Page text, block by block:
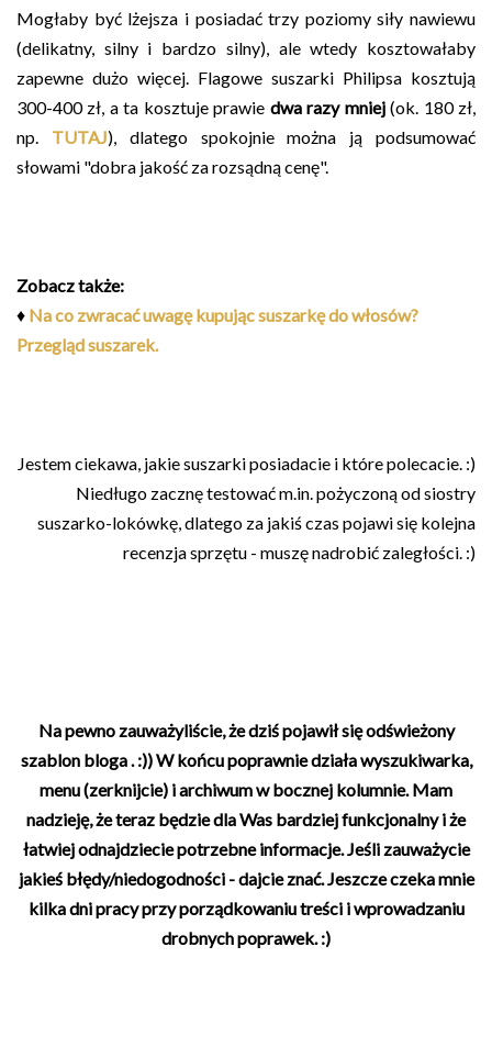
Mogłaby być lżejsza i posiadać trzy poziomy siły nawiewu
(delikatny, silny i bardzo silny), ale wtedy kosztowałaby
zapewne dużo więcej. Flagowe suszarki Philipsa kosztują
300-400 zł, a ta kosztuje prawie dwa razy mniej(ok. 180 zł,
np. TUTAJ), dlatego spokojnie można ją podsumować
słowami "dobra jakość za rozsądną cenę".
Zobacz także:
♦ Na co zwracać uwagę kupując suszarkę do włosów?
Przegląd suszarek.
Jestem ciekawa, jakie suszarki posiadacie i które polecacie. :)
Niedługo zacznę testować m.in. pożyczoną od siostry
suszarko-lokówkę, dlatego za jakiś czas pojawi się kolejna
recenzja sprzętu - muszę nadrobić zaległości. :)
Na pewno zauważyliście, że dziś pojawił się odświeżony
szablon bloga . :)) W końcu poprawnie działa wyszukiwarka,
menu (zerknijcie) i archiwum w bocznej kolumnie. Mam
nadzieję, że teraz będzie dla Was bardziej funkcjonalny i że
łatwiej odnajdziecie potrzebne informacje. Jeśli zauważycie
jakieś błędy/niedogodności - dajcie znać. Jeszcze czeka mnie
kilka dni pracy przy porządkowaniu treści i wprowadzaniu
drobnych poprawek. :)